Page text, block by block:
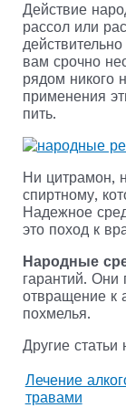
Действие
рассол или
вам срочно
рядом никого
применения
пить.
Ни цитрамон,
спиртному,
Надежное
это поход к
Народные
гарантий.
отвращение к
похмелья.
Другие статьи
Лечение
травами